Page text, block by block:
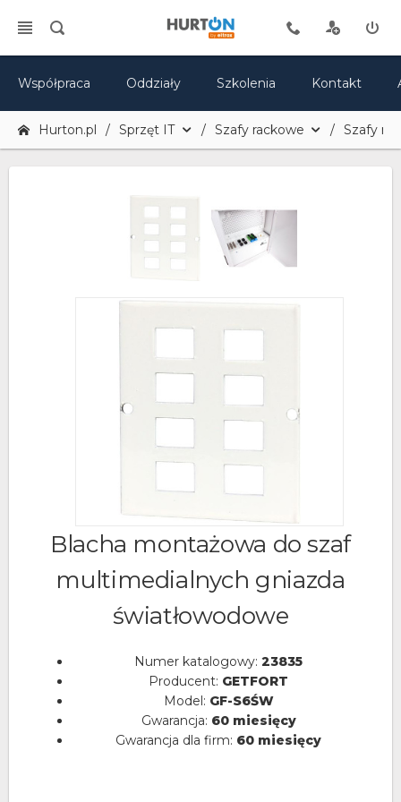
Współpraca Oddziały Szkolenia Kontakt
Hurton.pl Sprzęt IT Szafy rackowe Szafy
Blacha montażowa do szaf
multimedialnych gniazda
światłowodowe
Numer katalogowy: 23835
Producent: GETFORT
Model: GF-S6ŚW
Gwarancja: 60 miesięcy
Gwarancja dla firm: 60 miesięcy